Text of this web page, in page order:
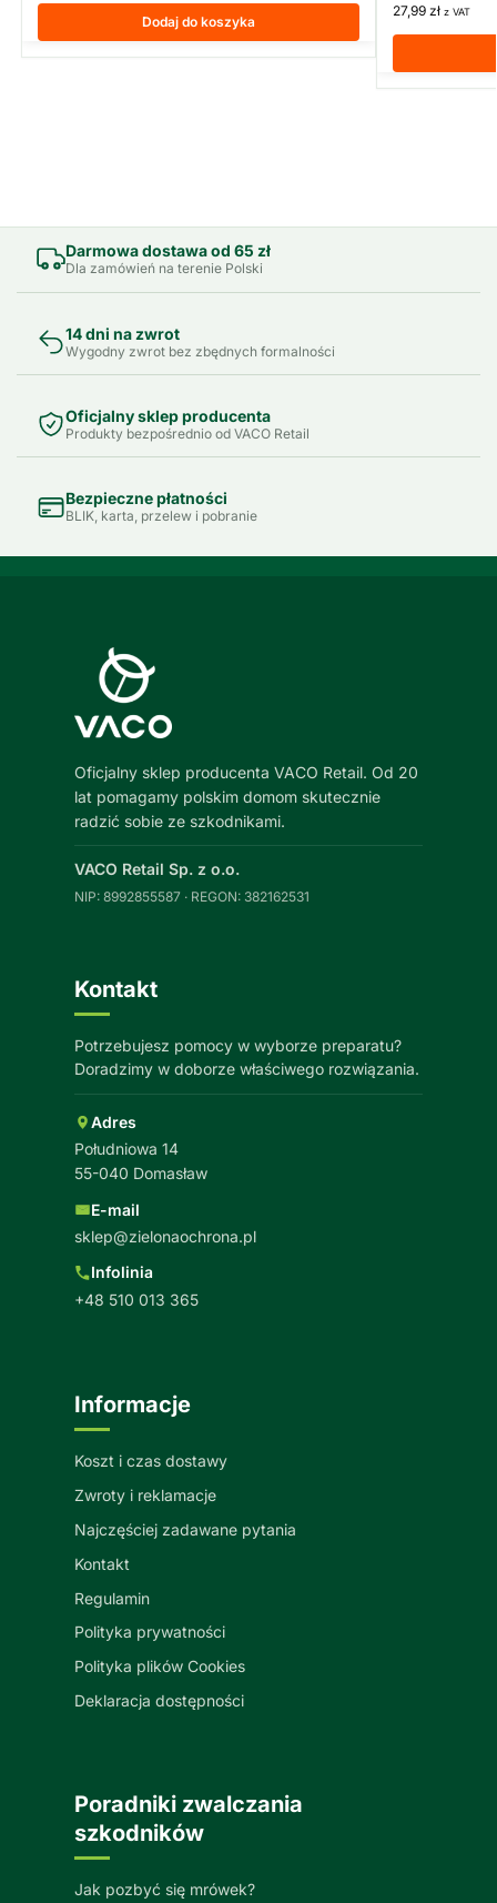
Dodaj do koszyka
27,99 zł z VAT
Darmowa dostawa od 65 zł
Dla zamówień na terenie Polski
14 dni na zwrot
Wygodny zwrot bez zbędnych formalności
Oficjalny sklep producenta
Produkty bezpośrednio od VACO Retail
Bezpieczne płatności
BLIK, karta, przelew i pobranie
Oficjalny sklep producenta VACO Retail. Od 20
lat pomagamy polskim domom skutecznie
radzić sobie ze szkodnikami.
VACO Retail Sp. z o.o.
NIP: 8992855587 · REGON: 382162531
Kontakt
Potrzebujesz pomocy w wyborze preparatu?
Doradzimy w doborze właściwego rozwiązania.
Adres
Południowa 14
55-040 Domasław
E-mail
sklep@zielonaochrona.pl
Infolinia
+48 510 013 365
Informacje
Koszt i czas dostawy
Zwroty i reklamacje
Najczęściej zadawane pytania
Kontakt
Regulamin
Polityka prywatności
Polityka plików Cookies
Deklaracja dostępności
Poradniki zwalczania
szkodników
Jak pozbyć się mrówek?